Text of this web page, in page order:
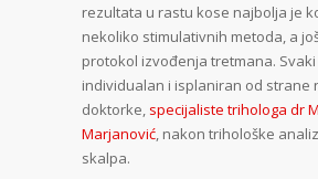
rezultata u rastu kose najbolja je
nekoliko stimulativnih metoda, a
protokol izvođenja tretmana.
individualan i isplaniran od strane
doktorke, specijaliste trihologa dr
Marjanović, nakon trihološke
skalpa.